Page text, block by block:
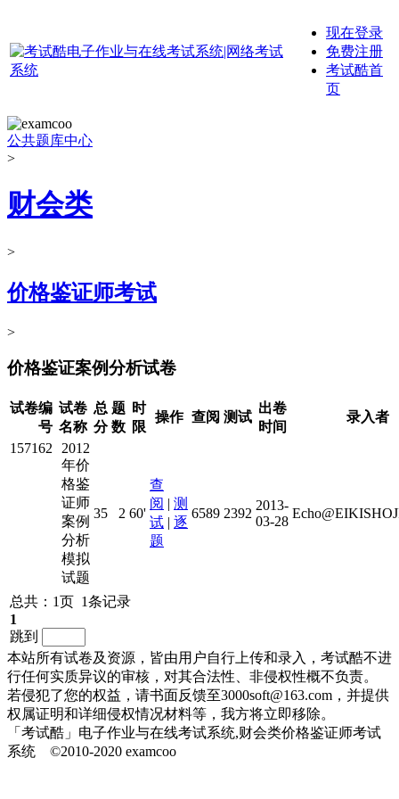
现在登录
免费注册
考试酷首
页
公共题库中心
>
财会类
>
价格鉴证师考试
>
价格鉴证案例分析试卷
试卷编
号
试卷
名称
总
分
题
数
时
限
操作 查阅 测试
出卷
时间
录入者
157162
2012
年价
格鉴
证师
案例
分析
模拟
试题
35 2 60'
查
阅 | 测
试 | 逐
题
6589 2392
2013-
03-28
总共：1页 1条记录
1
跳到
本站所有试卷及资源，皆由用户自行上传和录入，考试酷不进
行任何实质异议的审核，对其合法性、非侵权性概不负责。
若侵犯了您的权益，请书面反馈至3000soft@163.com，并提供
权属证明和详细侵权情况材料等，我方将立即移除。
「考试酷」电子作业与在线考试系统,财会类价格鉴证师考试
系统 ©2010-2020 examcoo